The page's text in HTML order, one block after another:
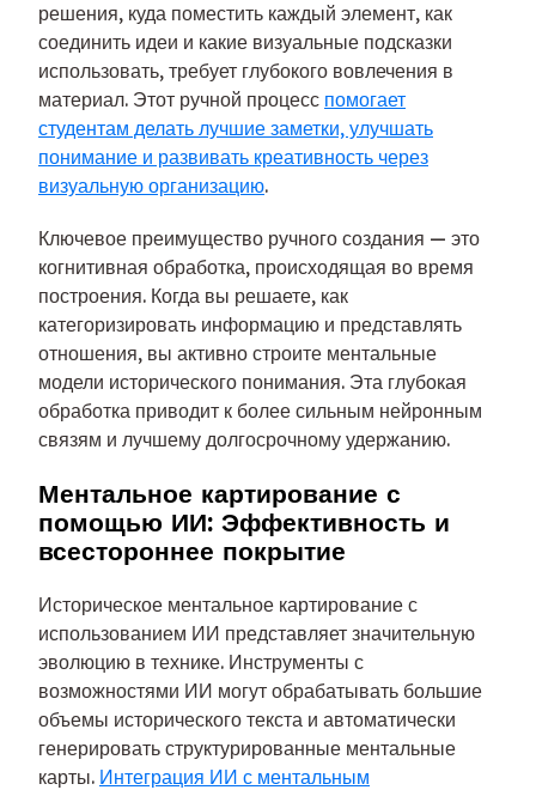
решения, куда поместить каждый элемент, как
соединить идеи и какие визуальные подсказки
использовать, требует глубокого вовлечения в
материал. Этот ручной процесс помогает
студентам делать лучшие заметки, улучшать
понимание и развивать креативность через
визуальную организацию.
Ключевое преимущество ручного создания — это
когнитивная обработка, происходящая во время
построения. Когда вы решаете, как
категоризировать информацию и представлять
отношения, вы активно строите ментальные
модели исторического понимания. Эта глубокая
обработка приводит к более сильным нейронным
связям и лучшему долгосрочному удержанию.
Ментальное картирование с
помощью ИИ: Эффективность и
всестороннее покрытие
Историческое ментальное картирование с
использованием ИИ представляет значительную
эволюцию в технике. Инструменты с
возможностями ИИ могут обрабатывать большие
объемы исторического текста и автоматически
генерировать структурированные ментальные
карты. Интеграция ИИ с ментальным